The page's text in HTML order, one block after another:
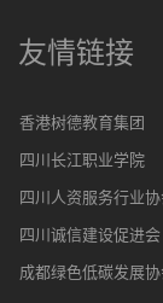
友情链接
香港树德教育集团
四川长江职业学院
四川人资服务行业
四川诚信建设促进会
成都绿色低碳发展